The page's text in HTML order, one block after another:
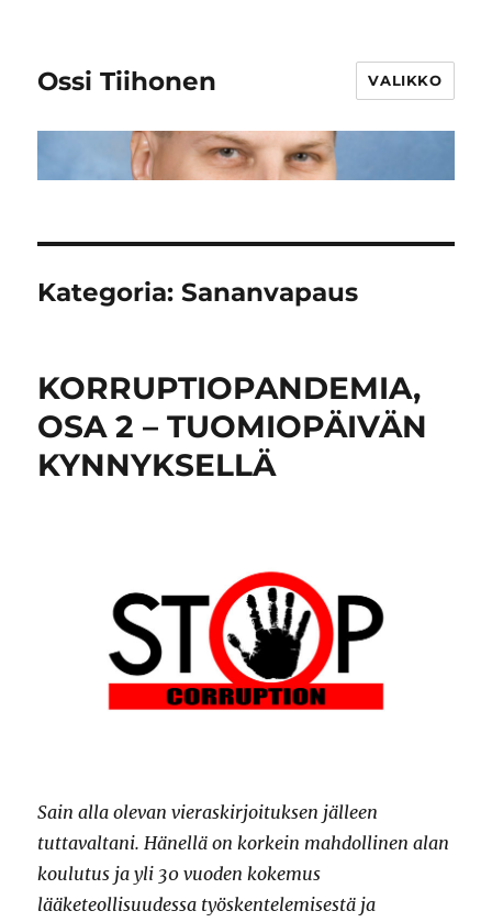
Ossi Tiihonen VALIKKO
Kategoria:Sananvapaus
KORRUPTIOPANDEMIA,
OSA 2 – TUOMIOPÄIVÄN
KYNNYKSELLÄ
Sain alla olevan vieraskirjoituksen jälleen
tuttavaltani. Hänellä on korkein mahdollinen alan
koulutus ja yli 30 vuoden kokemus
lääketeollisuudessa työskentelemisestä ja